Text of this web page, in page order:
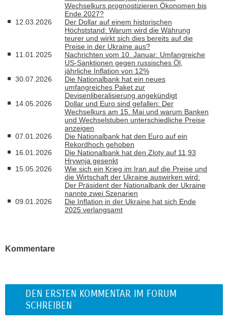
Wechselkurs prognostizieren Ökonomen bis
Ende 2027?
12.03.2026
Der Dollar auf einem historischen
Höchststand: Warum wird die Währung
teurer und wirkt sich dies bereits auf die
Preise in der Ukraine aus?
11.01.2025
Nachrichten vom 10. Januar: Umfangreiche
US-Sanktionen gegen russisches Öl,
jährliche Inflation von 12%
30.07.2026
Die Nationalbank hat ein neues
umfangreiches Paket zur
Devisenliberalisierung angekündigt
14.05.2026
Dollar und Euro sind gefallen: Der
Wechselkurs am 15. Mai und warum Banken
und Wechselstuben unterschiedliche Preise
anzeigen
07.01.2026
Die Nationalbank hat den Euro auf ein
Rekordhoch gehoben
16.01.2026
Die Nationalbank hat den Zloty auf 11,93
Hrywnja gesenkt
15.05.2026
Wie sich ein Krieg im Iran auf die Preise und
die Wirtschaft der Ukraine auswirken wird:
Der Präsident der Nationalbank der Ukraine
nannte zwei Szenarien
09.01.2026
Die Inflation in der Ukraine hat sich Ende
2025 verlangsamt
Kommentare
DEN ERSTEN KOMMENTAR IM FORUM
SCHREIBEN